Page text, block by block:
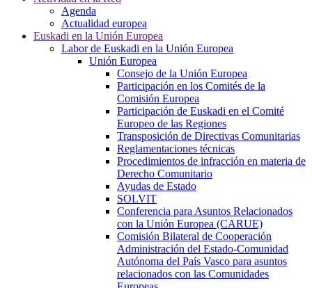
Agenda
Actualidad europea
Euskadi en la Unión Europea
Labor de Euskadi en la Unión Europea
Unión Europea
Consejo de la Unión Europea
Participación en los Comités de la
Comisión Europea
Participación de Euskadi en el Comité
Europeo de las Regiones
Transposición de Directivas Comunitarias
Reglamentaciones técnicas
Procedimientos de infracción en materia de
Derecho Comunitario
Ayudas de Estado
SOLVIT
Conferencia para Asuntos Relacionados
con la Unión Europea (CARUE)
Comisión Bilateral de Cooperación
Administración del Estado-Comunidad
Autónoma del País Vasco para asuntos
relacionados con las Comunidades